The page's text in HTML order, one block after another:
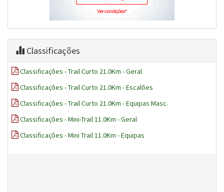
Classificações
Classificações - Trail Curto 21.0Km - Geral
Classificações - Trail Curto 21.0Km - Escalões
Classificações - Trail Curto 21.0Km - Equipas Masc.
Classificações - Mini-Trail 11.0Km - Geral
Classificações - Mini Trail 11.0Km - Equipas